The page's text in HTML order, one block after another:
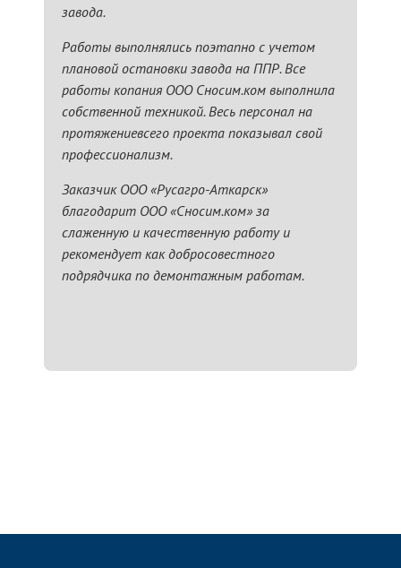
завода.
Работы выполнялись поэтапно с учетом
плановой остановки завода на ППР. Все
работы копания ООО Сносим.ком выполнила
собственной техникой. Весь персонал на
протяжениевсего проекта показывал свой
профессионализм.
Заказчик ООО «Русагро-Аткарск»
благодарит ООО «Сносим.ком» за
слаженную и качественную работу и
рекомендует как добросовестного
подрядчика по демонтажным работам.